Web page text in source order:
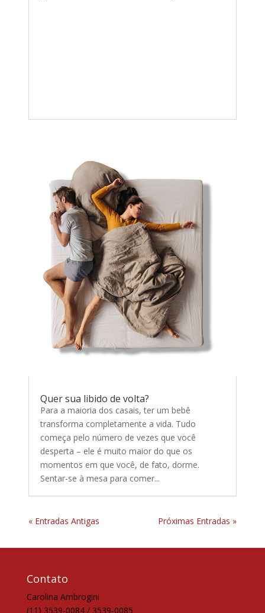
Quer sua libido de volta?
Para a maioria dos casais, ter um bebê
transforma completamente a vida. Tudo
começa pelo número de vezes que você
desperta – ele é muito maior do que os
momentos em que você, de fato, dorme.
Sentar-se à mesa para comer...
« Entradas Antigas Próximas Entradas »
Contato
Carolina Ambrogini
(11) 3539-0084 / 3539-0085